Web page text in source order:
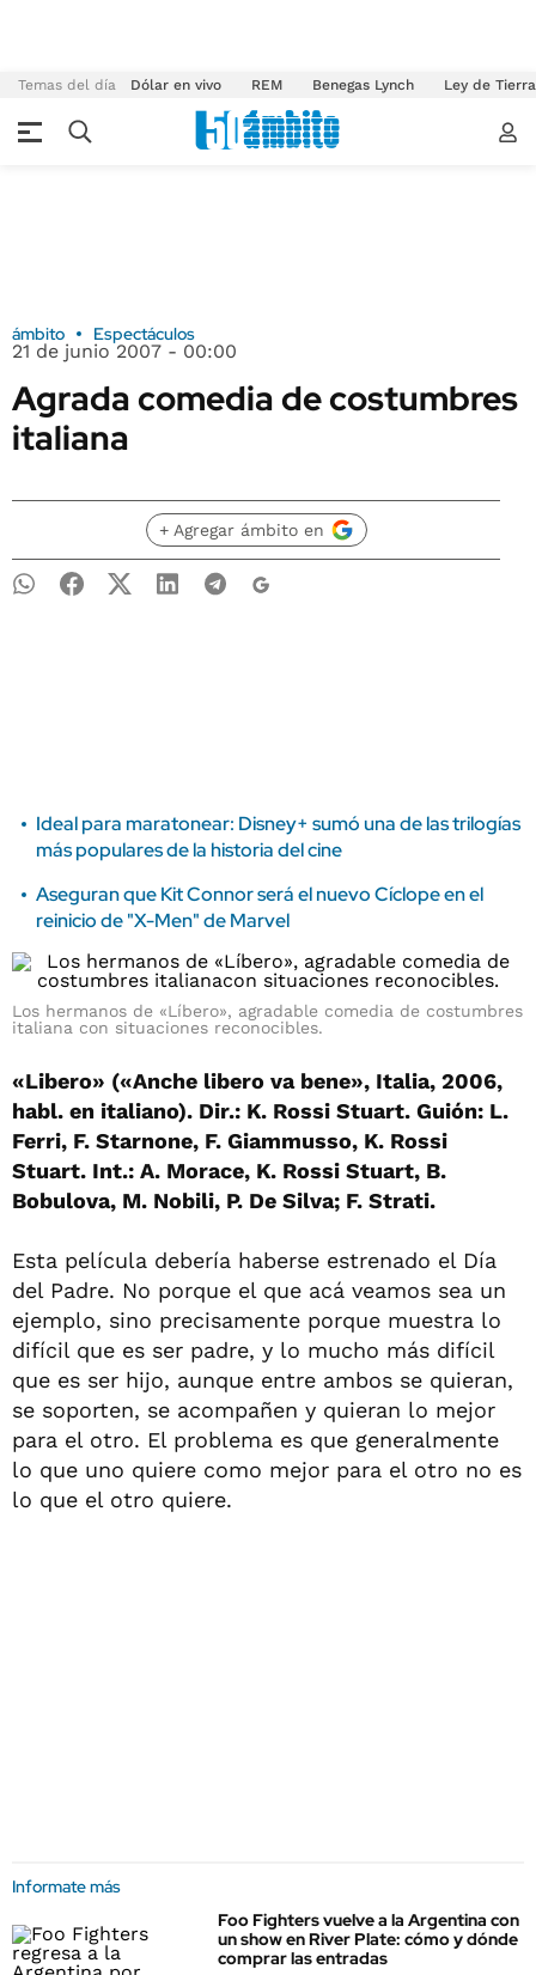
Temas del día Dólar en vivo REM Benegas Lynch Ley de
ámbito Espectáculos
21 de junio 2007 - 00:00
Agrada comedia de costumbres
italiana
+ Agregar ámbito en
Ideal para maratonear: Disney+ sumó una de las trilogías
más populares de la historia del cine
Aseguran que Kit Connor será el nuevo Cíclope en el
reinicio de "X-Men" de Marvel
Los hermanos de «Líbero», agradable comedia de costumbres
italiana con situaciones reconocibles.
«Libero» («Anche libero va bene», Italia, 2006,
habl. en italiano). Dir.: K. Rossi Stuart. Guión: L.
Ferri, F. Starnone, F. Giammusso, K. Rossi
Stuart. Int.: A. Morace, K. Rossi Stuart, B.
Bobulova, M. Nobili, P. De Silva; F. Strati.
Esta película debería haberse estrenado el Día
del Padre. No porque el que acá veamos sea un
ejemplo, sino precisamente porque muestra lo
difícil que es ser padre, y lo mucho más difícil
que es ser hijo, aunque entre ambos se quieran,
se soporten, se acompañen y quieran lo mejor
para el otro. El problema es que generalmente
lo que uno quiere como mejor para el otro no es
lo que el otro quiere.
Informate más
Foo Fighters vuelve a la Argentina con
un show en River Plate: cómo y dónde
comprar las entradas